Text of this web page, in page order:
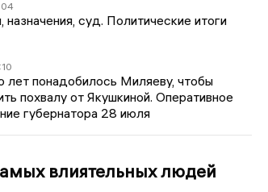
назначения, суд. Политические итоги
лет понадобилось Миляеву, чтобы
похвалу от Якушкиной. Оперативное
губернатора 28 июля
влиятельных людей